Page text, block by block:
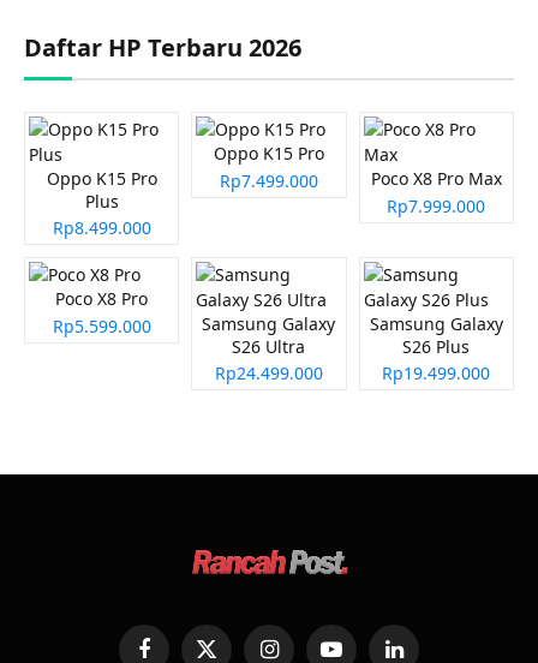
Daftar HP Terbaru 2026
Oppo K15 Pro
Plus
Rp8.499.000
Oppo K15 Pro
Rp7.499.000
Poco X8 Pro Max
Rp7.999.000
Poco X8 Pro
Rp5.599.000
Samsung Galaxy
S26 Ultra
Rp24.499.000
Samsung Galaxy
S26 Plus
Rp19.499.000